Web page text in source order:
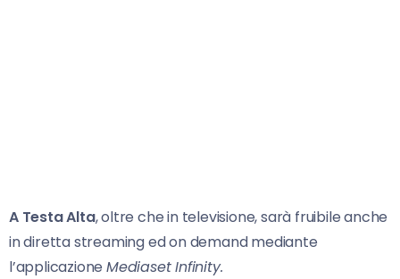
A Testa Alta, oltre che in televisione, sarà fruibile anche
in diretta streaming ed on demand mediante
l’applicazioneMediaset Infinity.